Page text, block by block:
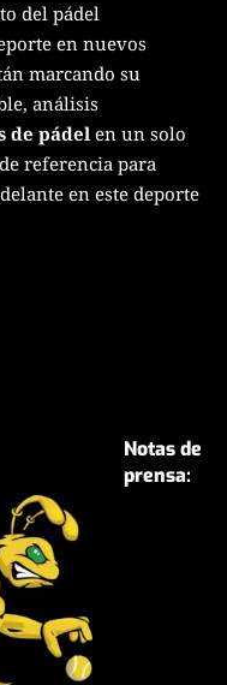
del pádel
en nuevos
marcando su
análisis
de pádel en un solo
referencia para
en este deporte
Notas de
prensa: